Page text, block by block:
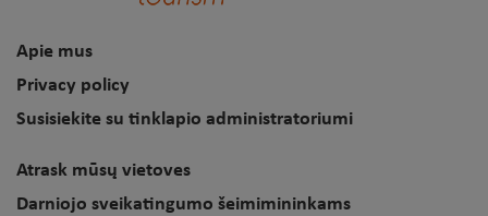
Apie mus
Privacy policy
Susisiekite su tinklapio administratoriumi
Atrask mūsų vietoves
Darniojo sveikatingumo šeimimininkams